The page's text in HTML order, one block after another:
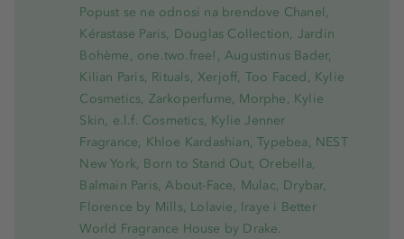
Popust se ne odnosi na brendove Chanel,
Kérastase Paris, Douglas Collection, Jardin
Bohème, one.two.free!, Augustinus Bader,
Kilian Paris, Rituals, Xerjoff, Too Faced, Kylie
Cosmetics, Zarkoperfume, Morphe, Kylie
Skin, e.l.f. Cosmetics, Kylie Jenner
Fragrance, Khloe Kardashian, Typebea, NEST
New York, Born to Stand Out, Orebella,
Balmain Paris, About-Face, Mulac, Drybar,
Florence by Mills, Lolavie, Iraye i Better
World Fragrance House by Drake.